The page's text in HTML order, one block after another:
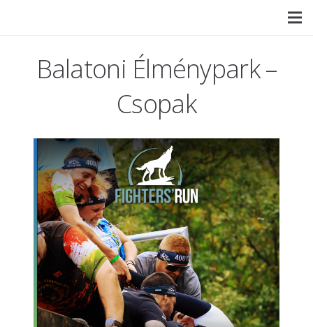
Balatoni Élménypark –
Csopak